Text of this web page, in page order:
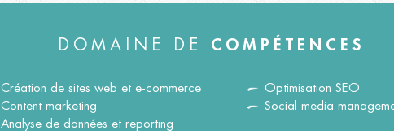
DOMAINE DE COMPÉTENCES
Création de sites web et e-commerce
Content marketing
Analyse de données et reporting
Optimisation SEO
Social media